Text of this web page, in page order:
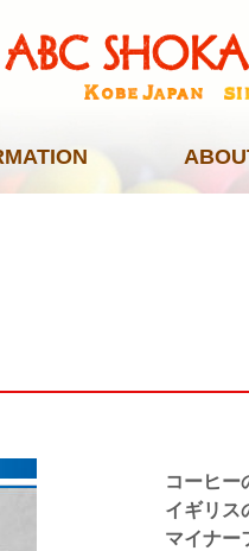
コーヒー
イギリス
マイナー